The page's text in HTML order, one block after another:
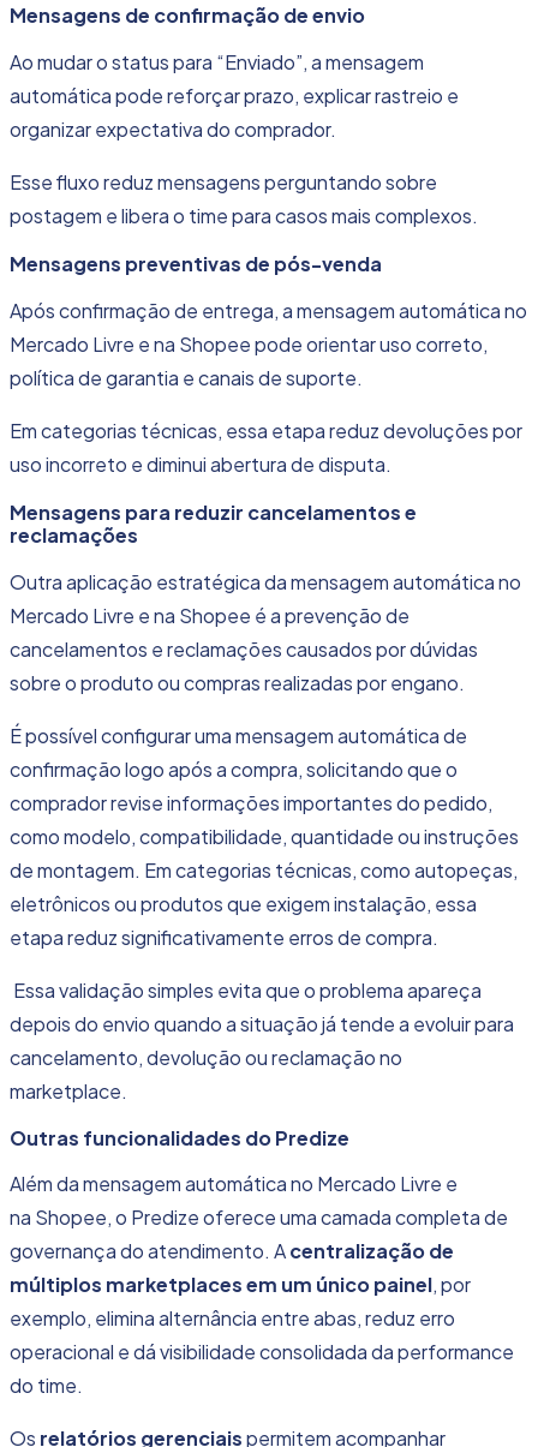
Mensagens de confirmação de envio
Ao mudar o status para “Enviado”, a mensagem
automática pode reforçar prazo, explicar rastreio e
organizar expectativa do comprador.
Esse fluxo reduz mensagens perguntando sobre
postagem e libera o time para casos mais complexos.
Mensagens preventivas de pós-venda
Após confirmação de entrega, a mensagem automática no
Mercado Livre e na Shopee pode orientar uso correto,
política de garantia e canais de suporte.
Em categorias técnicas, essa etapa reduz devoluções por
uso incorreto e diminui abertura de disputa.
Mensagens para reduzir cancelamentos e
reclamações
Outra aplicação estratégica da mensagem automática no
Mercado Livre e na Shopee é a prevenção de
cancelamentos e reclamações causados por dúvidas
sobre o produto ou compras realizadas por engano.
É possível configurar uma mensagem automática de
confirmação logo após a compra, solicitando que o
comprador revise informações importantes do pedido,
como modelo, compatibilidade, quantidade ou instruções
de montagem. Em categorias técnicas, como autopeças,
eletrônicos ou produtos que exigem instalação, essa
etapa reduz significativamente erros de compra.
Essa validação simples evita que o problema apareça
depois do envio quando a situação já tende a evoluir para
cancelamento, devolução ou reclamação no
marketplace.
Outras funcionalidades do Predize
Além da mensagem automática no Mercado Livre e
na Shopee, o Predize oferece uma camada completa de
governança do atendimento. Acentralização de
múltiplos marketplaces em um único painel, por
exemplo, elimina alternância entre abas, reduz erro
operacional e dá visibilidade consolidada da performance
do time.
Os relatórios gerenciaispermitem acompanhar